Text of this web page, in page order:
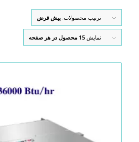
ترتیب محصولات: پیش فرض
نمایش 15 محصول در هر صفحه